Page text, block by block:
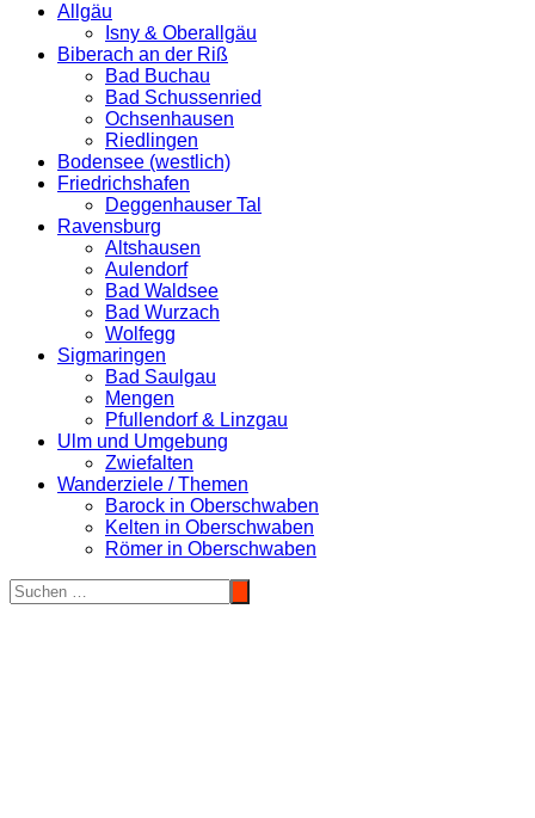
Allgäu
Isny & Oberallgäu
Biberach an der Riß
Bad Buchau
Bad Schussenried
Ochsenhausen
Riedlingen
Bodensee (westlich)
Friedrichshafen
Deggenhauser Tal
Ravensburg
Altshausen
Aulendorf
Bad Waldsee
Bad Wurzach
Wolfegg
Sigmaringen
Bad Saulgau
Mengen
Pfullendorf & Linzgau
Ulm und Umgebung
Zwiefalten
Wanderziele / Themen
Barock in Oberschwaben
Kelten in Oberschwaben
Römer in Oberschwaben